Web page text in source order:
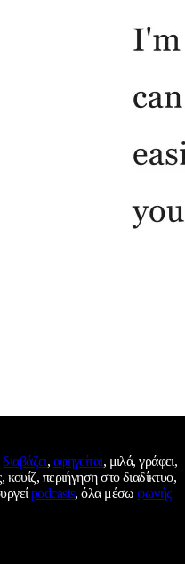
διαβάζει, αφηγείται, μιλά, γράφει,
κουίζ, περιήγηση στο διαδίκτυο,
podcasts, όλα μέσωφωνής